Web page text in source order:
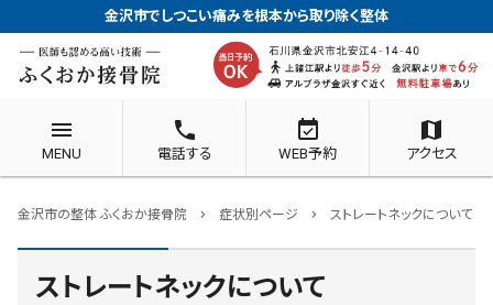
金沢市でしつこい痛みを根本から取り除く整体
menu
MENU
phone
電話する
event_available
WEB予約
map
アクセス
金沢市の整体 ふくおか接骨院 chevron_right 症状別ページ chevron_right ストレートネックについて
ストレートネックについて